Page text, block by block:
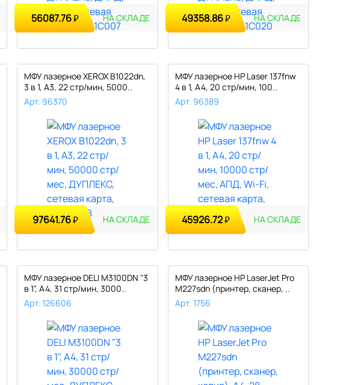
56087.76₽ НА СКЛАДЕ 49358.86₽ НА СКЛАДЕ
МФУ лазерное XEROX B1022dn,
3 в 1, А3, 22 стр/мин, 5000..
Арт. 96370
97641.76₽ НА СКЛАДЕ
МФУ лазерное HP Laser 137fnw
4 в 1, А4, 20 стр/мин, 100..
Арт. 96389
45926.72₽ НА СКЛАДЕ
МФУ лазерное DELI M3100DN "3
в 1", A4, 31 стр/мин, 3000..
Арт. 126606
МФУ лазерное HP LaserJet Pro
M227sdn (принтер, сканер, ..
Арт. 1756